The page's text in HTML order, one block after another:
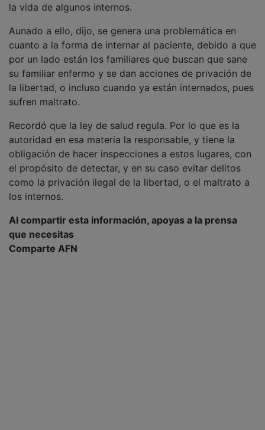
la vida de algunos internos.
Aunado a ello, dijo, se genera una problemática en
cuanto a la forma de internar al paciente, debido a que
por un lado están los familiares que buscan que sane
su familiar enfermo y se dan acciones de privación de
la libertad, o incluso cuando ya están internados, pues
sufren maltrato.
Recordó que la ley de salud regula. Por lo que es la
autoridad en esa materia la responsable, y tiene la
obligación de hacer inspecciones a estos lugares, con
el propósito de detectar, y en su caso evitar delitos
como la privación ilegal de la libertad, o el maltrato a
los internos.
Al compartir esta información, apoyas a la prensa
que necesitas
Comparte AFN